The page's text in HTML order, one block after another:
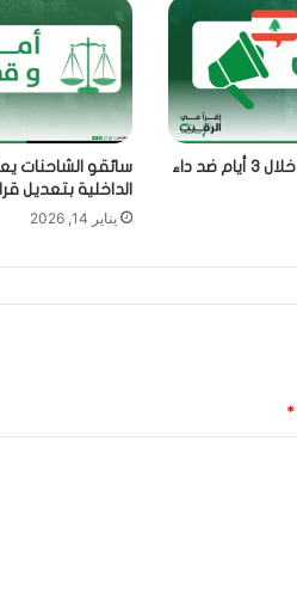
تحصين آلاف الأبقار خلال 3 أيام ضد داء
سائقو الشاحنات
الداخلية بتعديل
يناير 14, 2026
*